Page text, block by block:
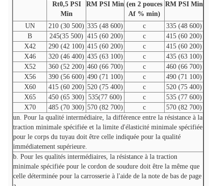
Rt0,5 PSI
Min
RM PSI Min (en 2 pouces
Af % min)
RM PSI Min
UN 210 (30 500) 335 (48 600) c
335 (48 600)
B
245(35 500) 415 (60 200) c
415 (60 200)
X42
290 (42 100) 415 (60 200) c
415 (60 200)
X46
320 (46 400) 435 (63 100) c
435 (63 100)
X52
360 (52 200) 460 (66 700) c
460 (66 700)
X56
390 (56 600) 490 (71 100) c
490 (71 100)
X60
415 (60 200) 520 (75 400) c
520 (75 400)
X65
450 (65 300) 535(77 600) c
535 (77 600)
X70
485 (70 300) 570 (82 700) c
570 (82 700)
un. Pour la qualité intermédiaire, la différence entre la résistance à la
traction minimale spécifiée et la limite d'élasticité minimale spécifiée
pour le corps du tuyau doit être celle indiquée pour la qualité
immédiatement supérieure.
b. Pour les qualités intermédiaires, la résistance à la traction
minimale spécifiée pour le cordon de soudure doit être la même que
celle déterminée pour la carrosserie à l'aide de la note de bas de page